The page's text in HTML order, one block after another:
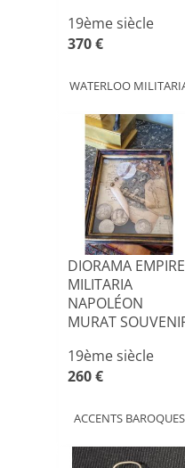
19ème siècle
370 €
WATERLOO
DIORAMA EMPIRE
MILITARIA
NAPOLÉON
MURAT
19ème siècle
260 €
ACCENTS BAROQUES